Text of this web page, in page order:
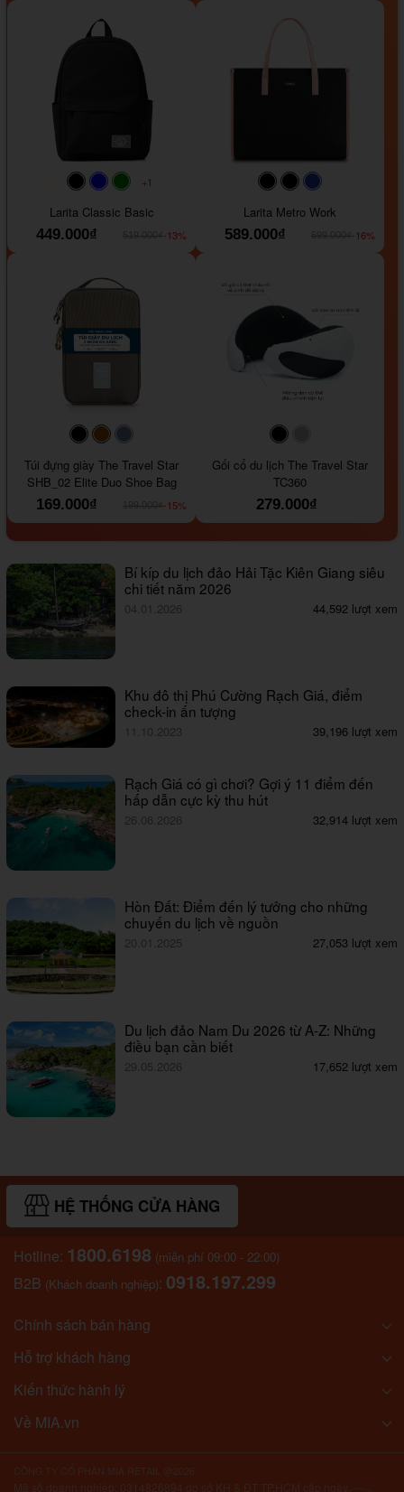
#faf0e6#000000#0000FF
+1
Larita Classic Basic
449.000₫
-13%
#000000#000000
Larita Metro Work
589.000₫
-16%
#000000#964B00
Túi đựng giày The Travel Star
SHB_02 Elite Duo Shoe Bag
169.000₫
-15%
Gối cổ du lịch The Travel Star
TC360
279.000₫
Bí kíp du lịch đảo Hải Tặc Kiên Giang siêu
chi tiết năm 2026
04.01.2026 44,592 lượt xem
Khu đô thị Phú Cường Rạch Giá, điểm
check-in ấn tượng
11.10.2023 39,196 lượt xem
Rạch Giá có gì chơi? Gợi ý 11 điểm đến
hấp dẫn cực kỳ thu hút
26.06.2026 32,914 lượt xem
Hòn Đất: Điểm đến lý tưởng cho những
chuyến du lịch về nguồn
20.01.2025 27,053 lượt xem
Du lịch đảo Nam Du 2026 từ A-Z: Những
điều bạn cần biết
29.05.2026 17,652 lượt xem
HỆ THỐNG CỬA HÀNG
Hotline: 1800.6198 (miễn phí 09:00 - 22:00)
B2B (Khách doanh nghiệp): 0918.197.299
Chính sách bán hàng
Hỗ trợ khách hàng
Kiến thức hành lý
Về MIA.vn